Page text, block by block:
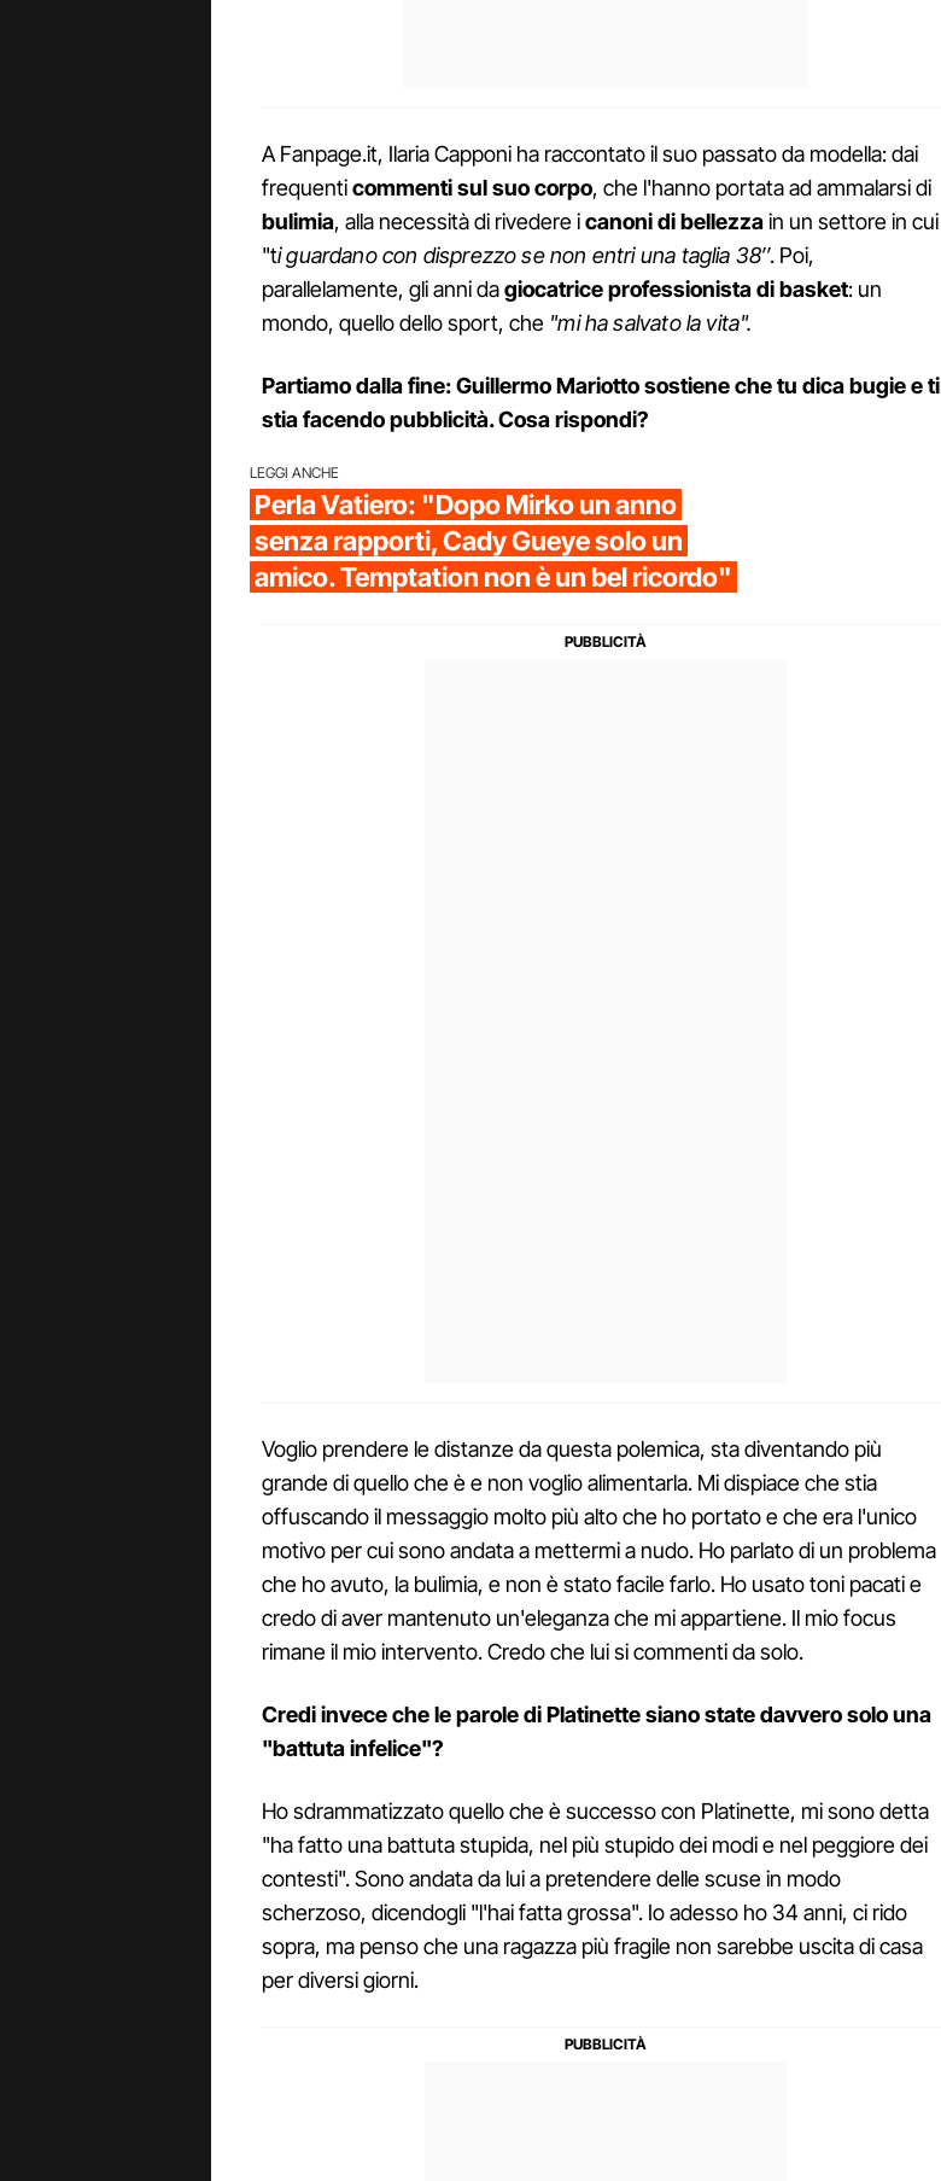
A Fanpage.it, Ilaria Capponi ha raccontato il suo passato da modella: dai
frequenticommenti sul suo corpo, che l'hanno portata ad ammalarsi di
bulimia, alla necessità di rivedere icanoni di bellezzain un settore in cui
"ti guardano con disprezzo se non entri una taglia 38″. Poi,
parallelamente, gli anni dagiocatrice professionista di basket: un
mondo, quello dello sport, che "mi ha salvato la vita".
Partiamo dalla fine: Guillermo Mariotto sostiene che tu dica bugie e ti
stia facendo pubblicità. Cosa rispondi?
LEGGI ANCHE
Perla Vatiero: "Dopo Mirko un anno
senza rapporti, Cady Gueye solo un
amico. Temptation non è un bel ricordo"
Voglio prendere le distanze da questa polemica, sta diventando più
grande di quello che è e non voglio alimentarla. Mi dispiace che stia
offuscando il messaggio molto più alto che ho portato e che era l'unico
motivo per cui sono andata a mettermi a nudo. Ho parlato di un problema
che ho avuto, la bulimia, e non è stato facile farlo. Ho usato toni pacati e
credo di aver mantenuto un'eleganza che mi appartiene. Il mio focus
rimane il mio intervento. Credo che lui si commenti da solo.
Credi invece che le parole di Platinette siano state davvero solo una
"battuta infelice"?
Ho sdrammatizzato quello che è successo con Platinette, mi sono detta
"ha fatto una battuta stupida, nel più stupido dei modi e nel peggiore dei
contesti". Sono andata da lui a pretendere delle scuse in modo
scherzoso, dicendogli "l'hai fatta grossa". Io adesso ho 34 anni, ci rido
sopra, ma penso che una ragazza più fragile non sarebbe uscita di casa
per diversi giorni.